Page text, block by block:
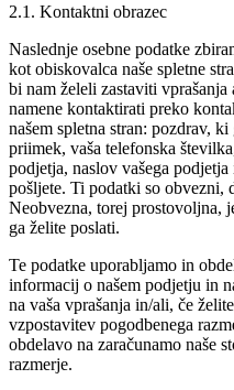
2.1. Kontaktni obrazec
Naslednje osebne podatke
kot obiskovalca naše spletne
bi nam želeli zastaviti
namene kontaktirati preko
našem spletna stran: pozdrav,
priimek, vaša telefonska
podjetja, naslov vašega
pošljete. Ti podatki so obvezni,
Neobvezna, torej prostovoljna,
ga želite poslati.
Te podatke uporabljamo in
informacij o našem podjetju in
na vaša vprašanja in/ali, če
vzpostavitev pogodbenega
obdelavo na zaračunamo naše
razmerje.